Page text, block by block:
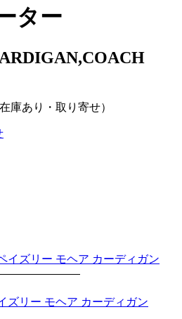
ター
庫あり・取り寄せ）
ズリー モヘア カーディガン